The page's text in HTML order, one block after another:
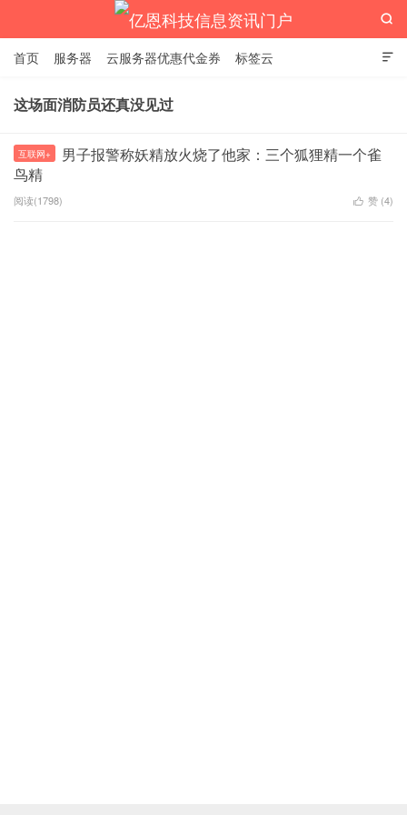
亿恩科技信息资讯门户

首页 服务器 云服务器优惠代金券 标签云

这场面消防员还真没见过
互联网+
男子报警称妖精放火烧了他家：三个狐狸精一个雀
鸟精
阅读(1798)  赞 (4)